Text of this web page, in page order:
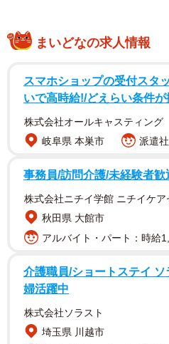
遠目からでも、その姿はフラ
た。気になって近づいてみる
まいどなの求人情報
スマホショップの受付スタ
いで高時給!/どえらい条件
株式会社オールキャスティング
岐阜県 本巣市
派遣
事務員/訪問介護/未経験者歓
株式会社ニチイ学館 ニチイケ
秋田県 大館市
アルバイト・パート：時給
介護職員/ショートステイ
婦活躍中
株式会社ソラスト
埼玉県 川越市